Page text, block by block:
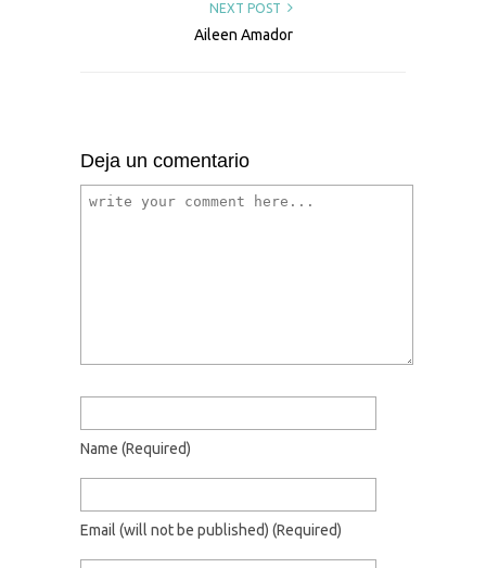
NEXT POST
Aileen Amador
Deja un comentario
Name (required)
Email (will not be published) (required)